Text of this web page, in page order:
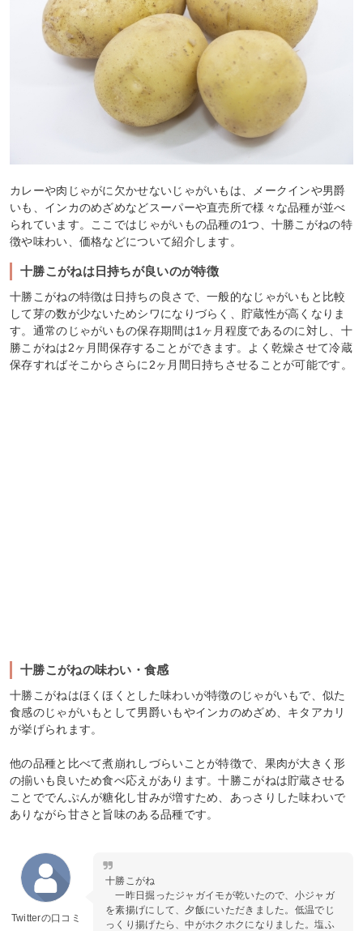
カレーや肉じゃがに欠かせないじゃがいもは、メークインや男爵
いも、インカのめざめなどスーパーや直売所で様々な品種が並べ
られています。ここではじゃがいもの品種の1つ、十勝こがねの特
徴や味わい、価格などについて紹介します。
十勝こがねは日持ちが良いのが特徴
十勝こがねの特徴は日持ちの良さで、一般的なじゃがいもと比較
して芽の数が少ないためシワになりづらく、貯蔵性が高くなりま
す。通常のじゃがいもの保存期間は1ヶ月程度であるのに対し、十
勝こがねは2ヶ月間保存することができます。よく乾燥させて冷蔵
保存すればそこからさらに2ヶ月間日持ちさせることが可能です。
十勝こがねの味わい・食感
十勝こがねはほくほくとした味わいが特徴のじゃがいもで、似た
食感のじゃがいもとして男爵いもやインカのめざめ、キタアカリ
が挙げられます。
他の品種と比べて煮崩れしづらいことが特徴で、果肉が大きく形
の揃いも良いため食べ応えがあります。十勝こがねは貯蔵させる
ことででんぷんが糖化し甘みが増すため、あっさりした味わいで
ありながら甘さと旨味のある品種です。
Twitterの口コミ
十勝こがね
一昨日掘ったジャガイモが乾いたので、小ジャガ
を素揚げにして、夕飯にいただきました。低温でじ
っくり揚げたら、中がホクホクになりました。塩ふ